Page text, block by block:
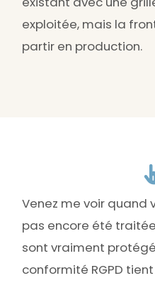
exploitée, mais la
partir en production.
Venez me voir quand
pas encore été
sont vraiment
conformité RGPD